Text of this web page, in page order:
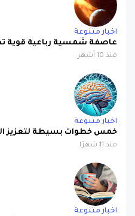
اخبار متنوعة
عاصفة شمسية رباعية قوية
منذ 10 أشهر
اخبار متنوعة
خمس خطوات بسيطة لتعزيز
منذ 11 شهرًا
اخبار متنوعة